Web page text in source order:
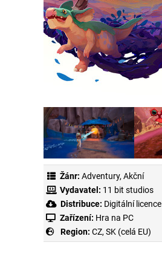
Žánr: Adventury, Akční
Vydavatel: 11 bit studios
Distribuce: Digitální licence
Zařízení: Hra na PC
Region: CZ, SK (celá EU)